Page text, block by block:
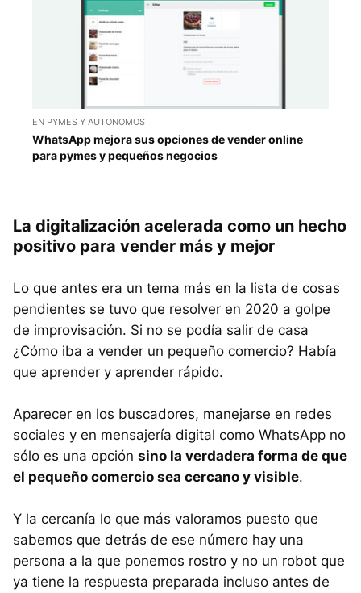
EN PYMES Y AUTONOMOS
WhatsApp mejora sus opciones de vender online
para pymes y pequeños negocios
La digitalización acelerada como un hecho
positivo para vender más y mejor
Lo que antes era un tema más en la lista de cosas
pendientes se tuvo que resolver en 2020 a golpe
de improvisación. Si no se podía salir de casa
¿Cómo iba a vender un pequeño comercio? Había
que aprender y aprender rápido.
Aparecer en los buscadores, manejarse en redes
sociales y en mensajería digital como WhatsApp no
sólo es una opción sino la verdadera forma de que
el pequeño comercio sea cercano y visible.
Y la cercanía lo que más valoramos puesto que
sabemos que detrás de ese número hay una
persona a la que ponemos rostro y no un robot que
ya tiene la respuesta preparada incluso antes de